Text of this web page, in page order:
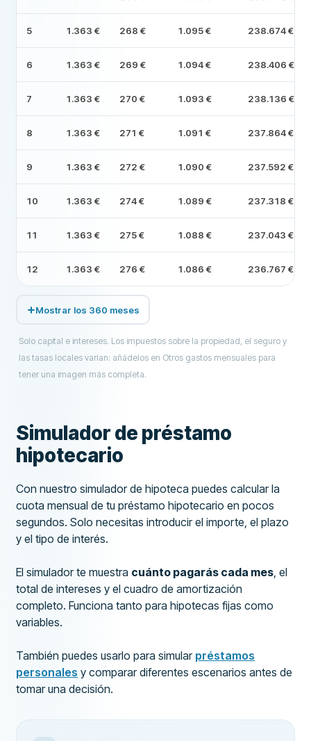
5 1.363 € 268 € 1.095 € 238.674 €
6 1.363 € 269 € 1.094 € 238.406 €
7 1.363 € 270 € 1.093 € 238.136 €
8 1.363 € 271 € 1.091 € 237.864 €
9 1.363 € 272 € 1.090 € 237.592 €
10 1.363 € 274 € 1.089 € 237.318 €
11 1.363 € 275 € 1.088 € 237.043 €
12 1.363 € 276 € 1.086 € 236.767 €
Mostrar los 360 meses
Solo capital e intereses. Los impuestos sobre la propiedad, el seguro y
las tasas locales varían: añádelos en Otros gastos mensuales para
tener una imagen más completa.
Simulador de préstamo
hipotecario
Con nuestro simulador de hipoteca puedes calcular la
cuota mensual de tu préstamo hipotecario en pocos
segundos. Solo necesitas introducir el importe, el plazo
y el tipo de interés.
El simulador te muestra cuánto pagarás cada mes, el
total de intereses y el cuadro de amortización
completo. Funciona tanto para hipotecas fijas como
variables.
También puedes usarlo para simular préstamos
personales y comparar diferentes escenarios antes de
tomar una decisión.